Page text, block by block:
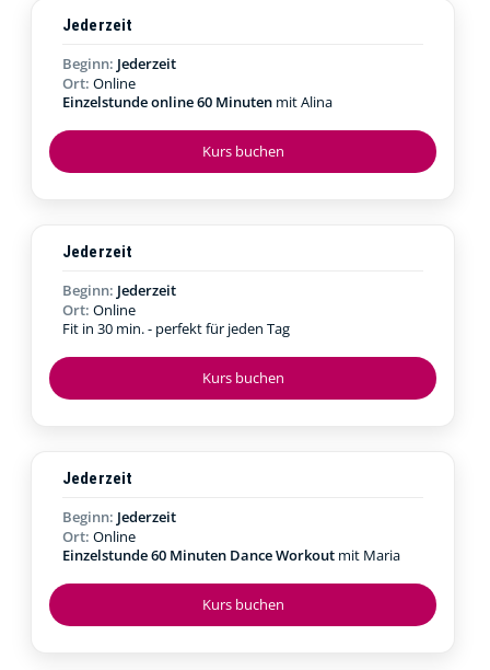
Kurs buchen
Jederzeit
Beginn: Jederzeit
Ort: Online
Einzelstunde online 60 Minuten mit Alina
Kurs buchen
Jederzeit
Beginn: Jederzeit
Ort: Online
Fit in 30 min. - perfekt für jeden Tag
Kurs buchen
Jederzeit
Beginn: Jederzeit
Ort: Online
Einzelstunde 60 Minuten Dance Workout mit Maria